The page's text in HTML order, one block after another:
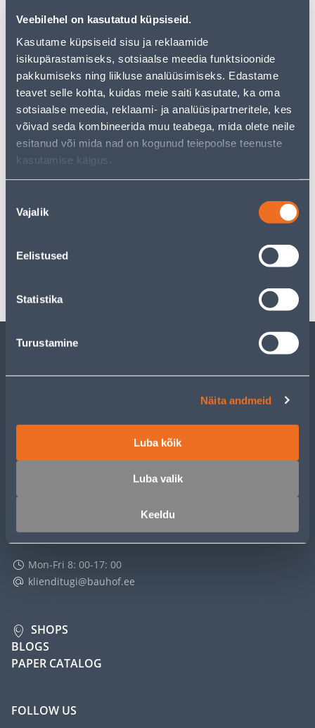
Veebilehel on kasutatud küpsiseid.
Kasutame küpsiseid sisu ja reklaamide
isikupärastamiseks, sotsiaalse meedia funktsioonide
pakkumiseks ning liikluse analüüsimiseks. Edastame
teavet selle kohta, kuidas meie saiti kasutate, ka oma
sotsiaalse meedia, reklaami- ja analüüsipartneritele, kes
võivad seda kombineerida muu teabega, mida olete neile
esitanud või mida nad on kogunud teiepoolse teenuste
kasutamise käigus.
valik
Vajalik
Eelistused
Statistika
Turustamine
Näita andmeid
Luba kõik
Luba valik
Keeldu
See availability
Courier service to home from 3,69 € from 2-5 tööpäeva
Pick up from the store from 07.08.2026
E-SHOP CUSTOMER SERVICE
Mon-Fri 8: 00-17: 00
klienditugi@bauhof.ee
SHOPS
BLOGS
PAPER CATALOG
FOLLOW US